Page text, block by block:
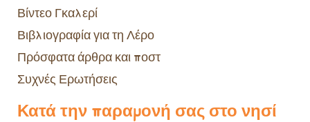
Βίντεο Γκαλερί
Βιβλιογραφία για τη Λέρο
Πρόσφατα άρθρα και ποστ
Συχνές Ερωτήσεις
Κατά την παραμονή σας στο νησί